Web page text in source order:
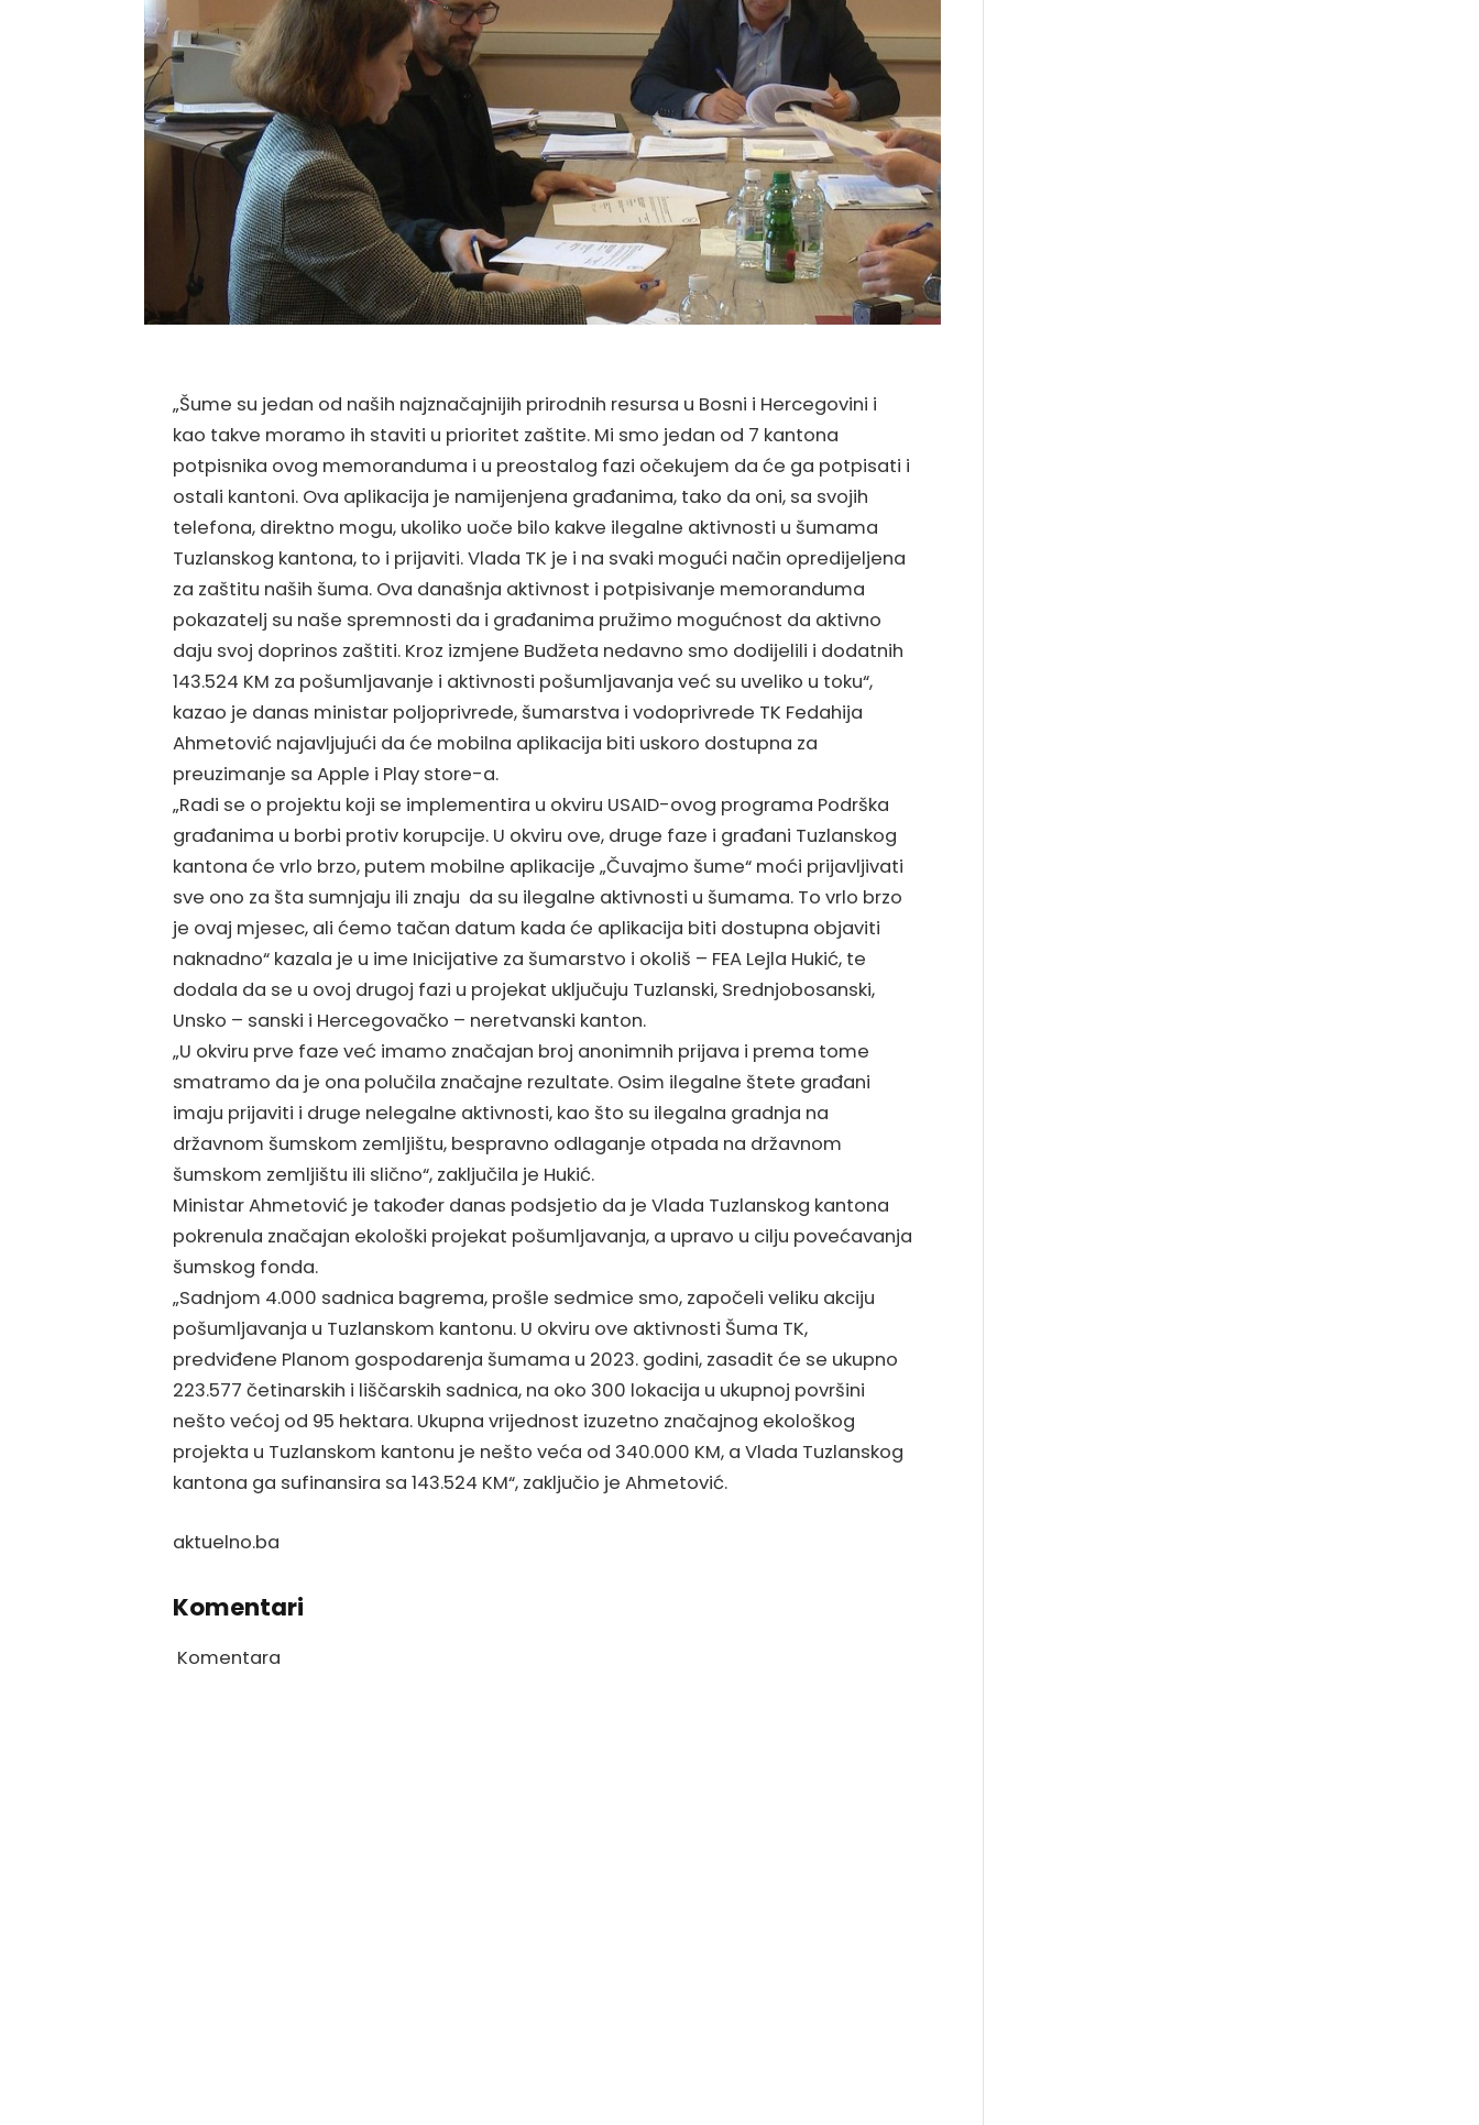
„Šume su jedan od naših najznačajnijih prirodnih resursa u Bosni i Hercegovini i
kao takve moramo ih staviti u prioritet zaštite. Mi smo jedan od 7 kantona
potpisnika ovog memoranduma i u preostalog fazi očekujem da će ga potpisati i
ostali kantoni. Ova aplikacija je namijenjena građanima, tako da oni, sa svojih
telefona, direktno mogu, ukoliko uoče bilo kakve ilegalne aktivnosti u šumama
Tuzlanskog kantona, to i prijaviti. Vlada TK je i na svaki mogući način opredijeljena
za zaštitu naših šuma. Ova današnja aktivnost i potpisivanje memoranduma
pokazatelj su naše spremnosti da i građanima pružimo mogućnost da aktivno
daju svoj doprinos zaštiti. Kroz izmjene Budžeta nedavno smo dodijelili i dodatnih
143.524 KM za pošumljavanje i aktivnosti pošumljavanja već su uveliko u toku“,
kazao je danas ministar poljoprivrede, šumarstva i vodoprivrede TK Fedahija
Ahmetović najavljujući da će mobilna aplikacija biti uskoro dostupna za
preuzimanje sa Apple i Play store-a.
„Radi se o projektu koji se implementira u okviru USAID-ovog programa Podrška
građanima u borbi protiv korupcije. U okviru ove, druge faze i građani Tuzlanskog
kantona će vrlo brzo, putem mobilne aplikacije „Čuvajmo šume“ moći prijavljivati
sve ono za šta sumnjaju ili znaju da su ilegalne aktivnosti u šumama. To vrlo brzo
je ovaj mjesec, ali ćemo tačan datum kada će aplikacija biti dostupna objaviti
naknadno“ kazala je u ime Inicijative za šumarstvo i okoliš – FEA Lejla Hukić, te
dodala da se u ovoj drugoj fazi u projekat uključuju Tuzlanski, Srednjobosanski,
Unsko – sanski i Hercegovačko – neretvanski kanton.
„U okviru prve faze već imamo značajan broj anonimnih prijava i prema tome
smatramo da je ona polučila značajne rezultate. Osim ilegalne štete građani
imaju prijaviti i druge nelegalne aktivnosti, kao što su ilegalna gradnja na
državnom šumskom zemljištu, bespravno odlaganje otpada na državnom
šumskom zemljištu ili slično“, zaključila je Hukić.
Ministar Ahmetović je također danas podsjetio da je Vlada Tuzlanskog kantona
pokrenula značajan ekološki projekat pošumljavanja, a upravo u cilju povećavanja
šumskog fonda.
„Sadnjom 4.000 sadnica bagrema, prošle sedmice smo, započeli veliku akciju
pošumljavanja u Tuzlanskom kantonu. U okviru ove aktivnosti Šuma TK,
predviđene Planom gospodarenja šumama u 2023. godini, zasadit će se ukupno
223.577 četinarskih i liščarskih sadnica, na oko 300 lokacija u ukupnoj površini
nešto većoj od 95 hektara. Ukupna vrijednost izuzetno značajnog ekološkog
projekta u Tuzlanskom kantonu je nešto veća od 340.000 KM, a Vlada Tuzlanskog
kantona ga sufinansira sa 143.524 KM“, zaključio je Ahmetović.
aktuelno.ba
Komentari
Komentara